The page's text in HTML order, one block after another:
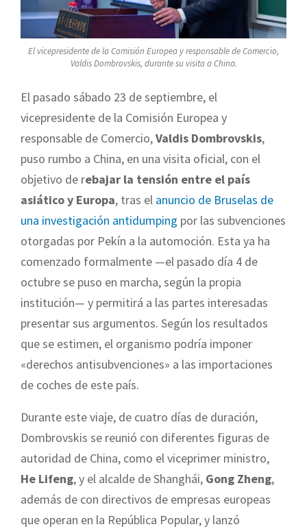
El vicepresidente de la Comisión Europea y responsable de Comercio,
Valdis Dombrovskis, durante su visita a China.
El pasado sábado 23 de septiembre, el
vicepresidente de la Comisión Europea y
responsable de Comercio,Valdis Dombrovskis,
puso rumbo a China, en una visita oficial, con el
objetivo de rebajar la tensión entre el país
asiático y Europa, tras el anuncio de Bruselas de
una investigación antidumping por las subvenciones
otorgadas por Pekín a la automoción. Esta ya ha
comenzado formalmente —el pasado día 4 de
octubre se puso en marcha, según la propia
institución— y permitirá a las partes interesadas
presentar sus argumentos. Según los resultados
que se estimen, el organismo podría imponer
«derechos antisubvenciones» a las importaciones
de coches de este país.
Durante este viaje, de cuatro días de duración,
Dombrovskis se reunió con diferentes figuras de
autoridad de China, como el viceprimer ministro,
He Lifeng, y el alcalde de Shanghái, Gong Zheng,
además de con directivos de empresas europeas
que operan en la República Popular, y lanzó